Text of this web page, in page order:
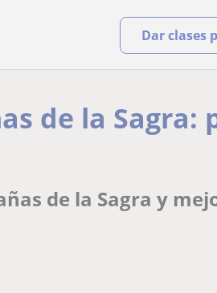
Dar clases
de la Sagra:
de la Sagra y